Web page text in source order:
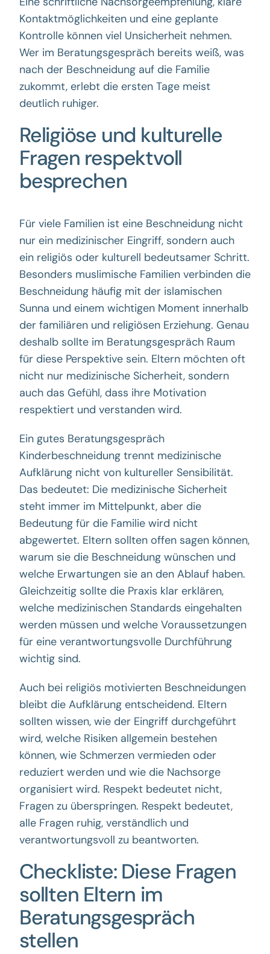
Kontaktmöglichkeiten und eine geplante
Kontrolle können viel Unsicherheit nehmen.
Wer im Beratungsgespräch bereits weiß, was
nach der Beschneidung auf die Familie
zukommt, erlebt die ersten Tage meist
deutlich ruhiger.
Religiöse und kulturelle
Fragen respektvoll
besprechen
Für viele Familien ist eine Beschneidung nicht
nur ein medizinischer Eingriff, sondern auch
ein religiös oder kulturell bedeutsamer Schritt.
Besonders muslimische Familien verbinden die
Beschneidung häufig mit der islamischen
Sunna und einem wichtigen Moment innerhalb
der familiären und religiösen Erziehung. Genau
deshalb sollte im Beratungsgespräch Raum
für diese Perspektive sein. Eltern möchten oft
nicht nur medizinische Sicherheit, sondern
auch das Gefühl, dass ihre Motivation
respektiert und verstanden wird.
Ein gutes Beratungsgespräch
Kinderbeschneidung trennt medizinische
Aufklärung nicht von kultureller Sensibilität.
Das bedeutet: Die medizinische Sicherheit
steht immer im Mittelpunkt, aber die
Bedeutung für die Familie wird nicht
abgewertet. Eltern sollten offen sagen können,
warum sie die Beschneidung wünschen und
welche Erwartungen sie an den Ablauf haben.
Gleichzeitig sollte die Praxis klar erklären,
welche medizinischen Standards eingehalten
werden müssen und welche Voraussetzungen
für eine verantwortungsvolle Durchführung
wichtig sind.
Auch bei religiös motivierten Beschneidungen
bleibt die Aufklärung entscheidend. Eltern
sollten wissen, wie der Eingriff durchgeführt
wird, welche Risiken allgemein bestehen
können, wie Schmerzen vermieden oder
reduziert werden und wie die Nachsorge
organisiert wird. Respekt bedeutet nicht,
Fragen zu überspringen. Respekt bedeutet,
alle Fragen ruhig, verständlich und
verantwortungsvoll zu beantworten.
Checkliste: Diese Fragen
sollten Eltern im
Beratungsgespräch
stellen